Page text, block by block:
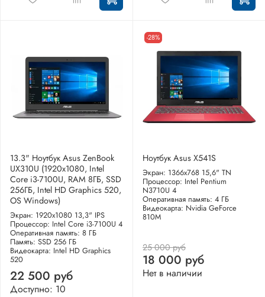
13.3" Ноутбук Asus ZenBook
UX310U (1920x1080, Intel
Core i3-7100U, RAM 8ГБ, SSD
256ГБ, Intel HD Graphics 520,
OS Windows)
Экран: 1920x1080 13,3" IPS
Процессор: Intel Core i3-7100U 4
Оперативная память: 8 ГБ
Память: SSD 256 ГБ
Видеокарта: Intel HD Graphics
520
22 500 руб
Доступно: 10
-28%
Ноутбук Asus X541S
Экран: 1366x768 15,6" TN
Процессор: Intel Pentium
N3710U 4
Оперативная память: 4 ГБ
Видеокарта: Nvidia GeForce
810M
25 000 руб
18 000 руб
Нет в наличии